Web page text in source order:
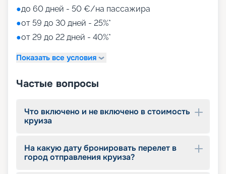
• игровые зоны от LEGO;
• детский клуб Chicco.
Путешествуйте с
«Круиз.онлайн»
Наша компания предлагает купить путевки на
круизы MSC World Europa не выходя из дома. На
информацию для выбора тура: расписание
круизов на 2026 - 2027 г., характеристики
Опытные специалисты с удовольствием
проконсультируют вас, помогут с оформлением
●до 60 дней - 50 €/на пассажира
●от 59 до 30 дней - 25%*
●от 29 до 22 дней - 40%*
Показать все условия
Частые вопросы
Что включено и не включено в стоимость
круиза
На какую дату бронировать перелет в
город отправления круиза?